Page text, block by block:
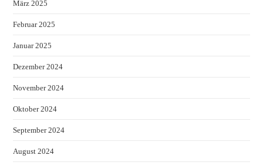
März 2025
Februar 2025
Januar 2025
Dezember 2024
November 2024
Oktober 2024
September 2024
August 2024